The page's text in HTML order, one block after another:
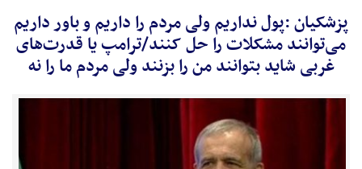
پزشکیان :پول نداریم ولی مردم را داریم و باور داریم
می‌توانند مشکلات را حل کنند/ترامپ یا قدرت‌های
غربی شاید بتوانند من را بزنند ولی مردم ما را نه